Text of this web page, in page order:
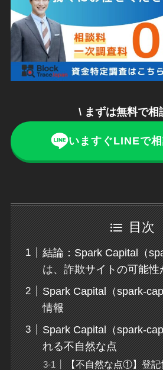
\ まずは無料で相
いますぐLINEで
目次
結論：Spark Capital（
は、詐欺サイトの可能性
Spark Capital（spark-
情報
Spark Capital（spark-
れる不自然な点
【不自然な点①】登